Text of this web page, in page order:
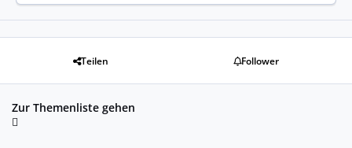
Teilen Follower
Zur Themenliste gehen